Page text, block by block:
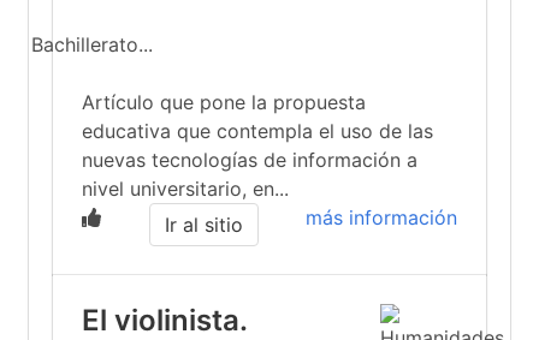
Bachillerato...
Artículo que pone la propuesta
educativa que contempla el uso de las
nuevas tecnologías de información a
nivel universitario, en...
más información
Ir al sitio
El violinista.